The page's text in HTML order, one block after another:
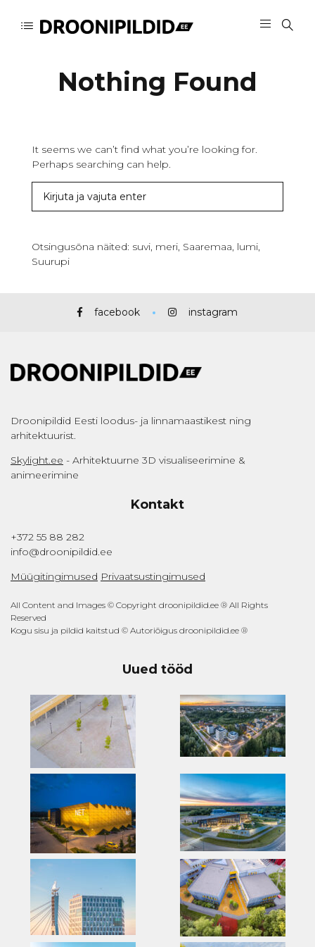
Nothing Found
It seems we can’t find what you’re looking for.
Perhaps searching can help.
Otsingusõna näited: suvi, meri, Saaremaa, lumi,
Suurupi
facebook instagram
Droonipildid Eesti loodus- ja linnamaastikest ning
arhitektuurist.
Skylight.ee - Arhitektuurne 3D visualiseerimine &
animeerimine
Kontakt
+372 55 88 282
info@droonipildid.ee
Müügitingimused Privaatsustingimused
All Content and Images © Copyright droonipildid.ee ® All Rights
Reserved
Kogu sisu ja pildid kaitstud © Autoriõigus droonipildid.ee ®
Uued tööd